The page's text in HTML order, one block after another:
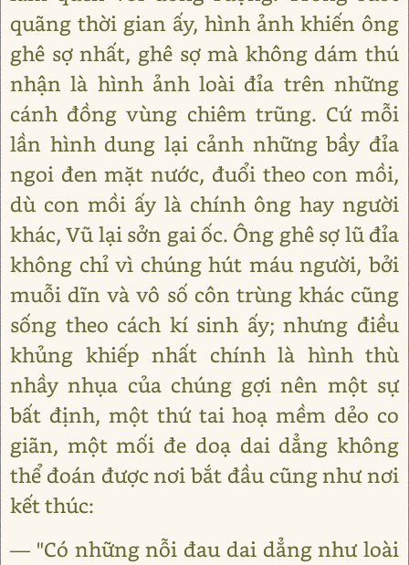
quãng thời gian ấy, hình ảnh khiến ông
ghê sợ nhất, ghê sợ mà không dám thú
nhận là hình ảnh loài đỉa trên những
cánh đồng vùng chiêm trũng. Cứ mỗi
lần hình dung lại cảnh những bầy đỉa
ngoi đen mặt nước, đuổi theo con mồi,
dù con mồi ấy là chính ông hay người
khác, Vũ lại sởn gai ốc. Ông ghê sợ lũ đỉa
không chỉ vì chúng hút máu người, bởi
muỗi dĩn và vô số côn trùng khác cũng
sống theo cách kí sinh ấy; nhưng điều
khủng khiếp nhất chính là hình thù
nhầy nhụa của chúng gợi nên một sự
bất định, một thứ tai hoạ mềm dẻo co
giãn, một mối đe doạ dai dẳng không
thể đoán được nơi bắt đầu cũng như nơi
kết thúc:
― "Có những nỗi đau dai dẳng như loài